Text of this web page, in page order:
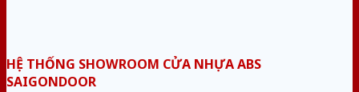
HỆ THỐNG SHOWROOM CỬA NHỰA ABS
SAIGONDOOR